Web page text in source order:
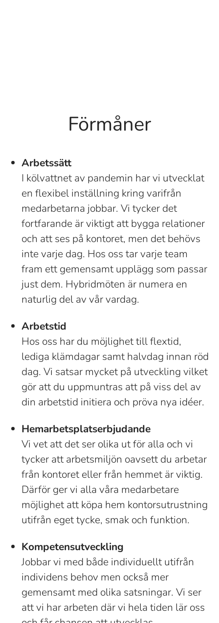
Förmåner
Arbetssätt
I kölvattnet av pandemin har vi utvecklat
en flexibel inställning kring varifrån
medarbetarna jobbar. Vi tycker det
fortfarande är viktigt att bygga relationer
och att ses på kontoret, men det behövs
inte varje dag. Hos oss tar varje team
fram ett gemensamt upplägg som passar
just dem. Hybridmöten är numera en
naturlig del av vår vardag.
Arbetstid
Hos oss har du möjlighet till flextid,
lediga klämdagar samt halvdag innan röd
dag. Vi satsar mycket på utveckling vilket
gör att du uppmuntras att på viss del av
din arbetstid initiera och pröva nya idéer.
Hemarbetsplatserbjudande
Vi vet att det ser olika ut för alla och vi
tycker att arbetsmiljön oavsett du arbetar
från kontoret eller från hemmet är viktig.
Därför ger vi alla våra medarbetare
möjlighet att köpa hem kontorsutrustning
utifrån eget tycke, smak och funktion.
Kompetensutveckling
Jobbar vi med både individuellt utifrån
individens behov men också mer
gemensamt med olika satsningar. Vi ser
att vi har arbeten där vi hela tiden lär oss